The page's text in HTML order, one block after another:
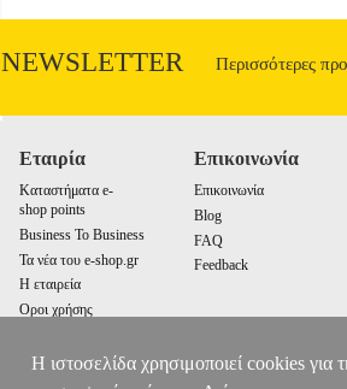
NEWSLETTER Περισσότερες
Εταιρία
Καταστήματα e-
shop points
Business To Business
Τα νέα του e-shop.gr
Η εταιρεία
Οροι χρήσης
Επικοινωνία
Επικοινωνία
Blog
FAQ
Feedback
Η ιστοσελίδα χρησιμοποιεί cookies για